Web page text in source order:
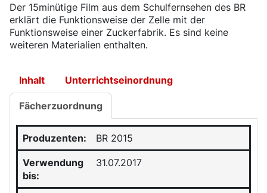
​Der 15minütige Film aus dem Schulfernsehen des BR
erklärt die Funktionsweise der Zelle mit der
Funktionsweise einer Zuckerfabrik. Es sind keine
weiteren Materialien enthalten.
Inhalt Unterrichtseinordnung
Fächerzuordnung
Produzenten: BR 2015
Verwendung
bis:
31.07.2017